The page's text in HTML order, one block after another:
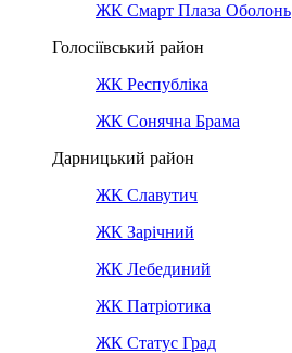
ЖК Смарт Плаза Оболонь
Голосіївський район
ЖК Республіка
ЖК Сонячна Брама
Дарницький район
ЖК Славутич
ЖК Зарічний
ЖК Лебединий
ЖК Патріотика
ЖК Статус Град